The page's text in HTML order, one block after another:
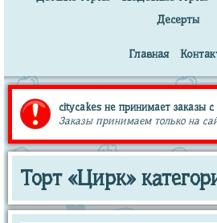
Десерты
Главная
citycakes не принимает заказы с
Заказы принимаем только на
Торт «Цирк»